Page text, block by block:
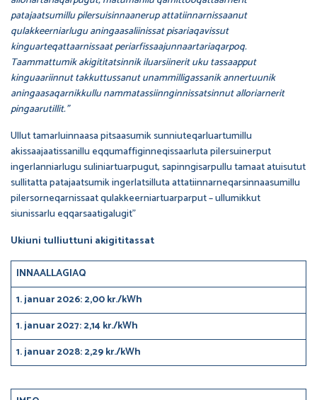
patajaatsumillu pilersuisinnaanerup attatiinnarnissaanut
qulakkeerniarlugu aningaasaliinissat pisariaqavissut
kinguarteqattaarnissaat periarfissaajunnaartariaqarpoq.
Taammattumik akigititatsinnik iluarsiinerit uku tassaapput
kinguaariinnut takkuttussanut unammilligassanik annertuunik
aningaasaqarnikkullu nammatassiinnginnissatsinnut alloriarnerit
pingaarutillit.”
Ullut tamarluinnaasa pitsaasumik sunniuteqarluartumillu
akissaajaatissanillu eqqumaffiginneqissaarluta pilersuinerput
ingerlanniarlugu suliniartuarpugut, sapinngisarpullu tamaat atuisutut
sullitatta patajaatsumik ingerlatsilluta attatiinnarneqarsinnaasumillu
pilersorneqarnissaat qulakkeerniartuarparput – ullumikkut
siunissarlu eqqarsaatigalugit”
Ukiuni tulliuttuni akigititassat
INNAALLAGIAQ
1. januar 2026: 2,00 kr./kWh
1. januar 2027: 2,14 kr./kWh
1. januar 2028: 2,29 kr./kWh